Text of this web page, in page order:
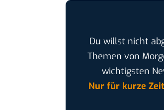
Du willst nicht
Themen von
wichtigsten
Nur für kurze